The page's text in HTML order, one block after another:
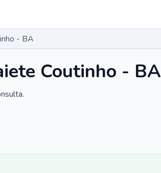
- BA
Coutinho - BA